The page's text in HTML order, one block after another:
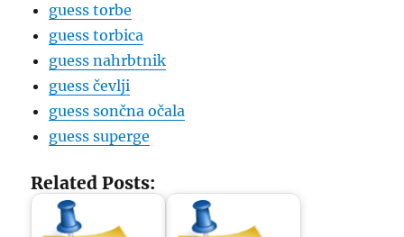
guess torbe
guess torbica
guess nahrbtnik
guess čevlji
guess sončna očala
guess superge
Related Posts: